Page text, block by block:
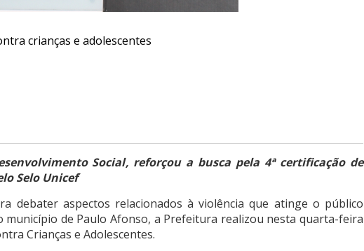
crianças e adolescentes
Social, reforçou a busca pela 4ª certificação de
Selo Unicef
debater aspectos relacionados à violência que atinge o público
de Paulo Afonso, a Prefeitura realizou nesta quarta-feira
Crianças e Adolescentes.